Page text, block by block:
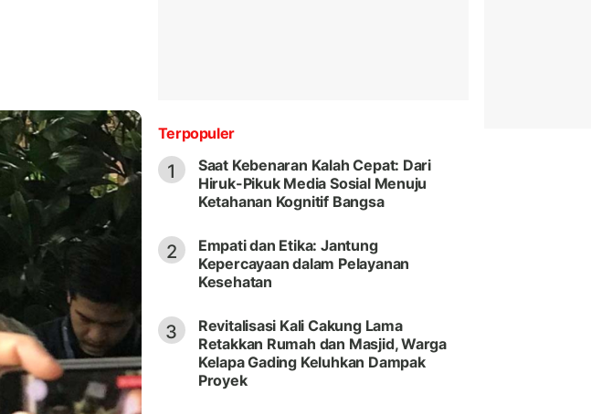
Terpopuler
1
Saat Kebenaran Kalah Cepat: Dari
Hiruk-Pikuk Media Sosial Menuju
Ketahanan Kognitif Bangsa
2
Empati dan Etika: Jantung
Kepercayaan dalam Pelayanan
Kesehatan
3
Revitalisasi Kali Cakung Lama
Retakkan Rumah dan Masjid, Warga
Kelapa Gading Keluhkan Dampak
Proyek